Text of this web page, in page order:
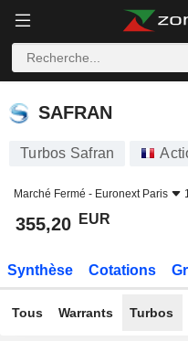
SAFRAN
SAFRAN
Turbos Safran
Marché Fermé - Euronext Paris
355,20 EUR
Synthèse Cotations
Tous Warrants Turbos